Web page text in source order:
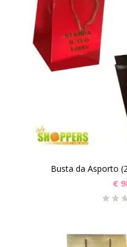
Busta da Asporto
€